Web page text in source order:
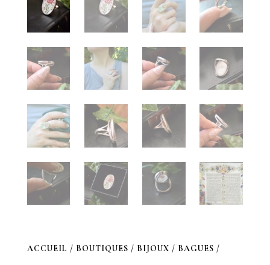
ACCUEIL / BOUTIQUES / BIJOUX / BAGUES /